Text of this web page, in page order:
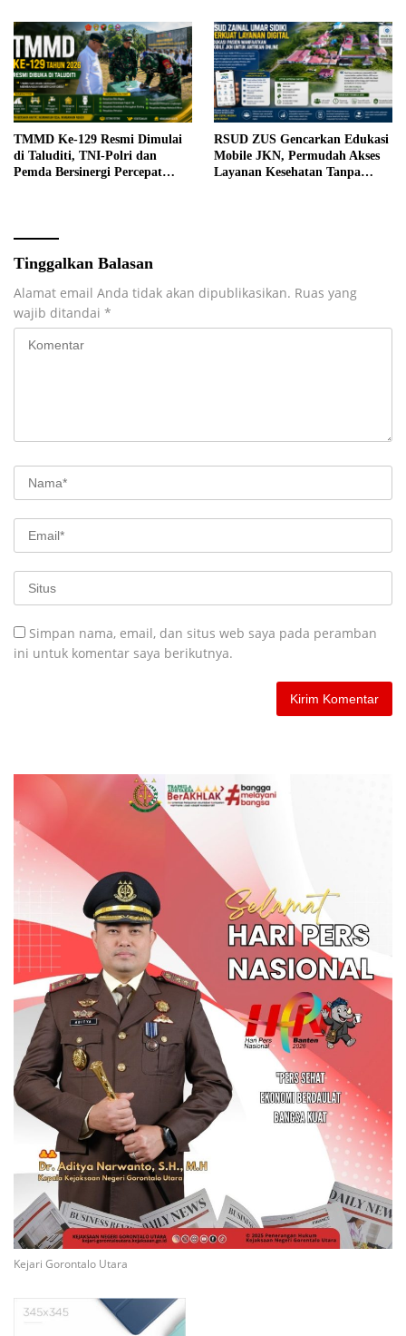
TMMD Ke-129 Resmi Dimulai
di Taluditi, TNI-Polri dan
Pemda Bersinergi Percepat
RSUD ZUS Gencarkan Edukasi
Mobile JKN, Permudah Akses
Layanan Kesehatan Tanpa
Tinggalkan Balasan
Alamat email Anda tidak akan dipublikasikan. Ruas yang
wajib ditandai *
Simpan nama, email, dan situs web saya pada peramban
ini untuk komentar saya berikutnya.
Kejari Gorontalo Utara